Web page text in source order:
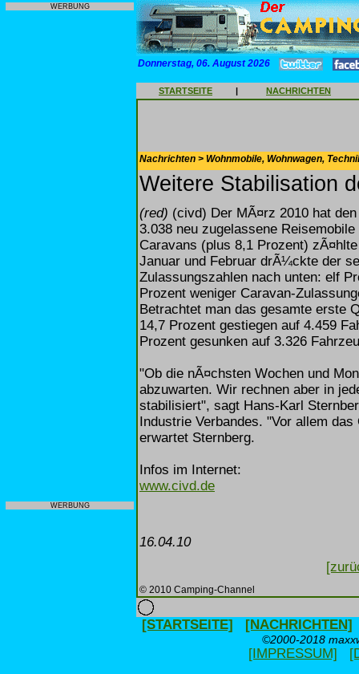
WERBUNG
WERBUNG
Donnerstag, 06. August 2026
STARTSEITE | NACHRICHTEN
Nachrichten > Wohnmobile, Wohnwagen,
Weitere Stabilisation
(red) (civd) Der MÃ¤rz 2010 hat
3.038 neu zugelassene
Caravans (plus 8,1 Prozent)
Januar und Februar drÃ¼ckte der
Zulassungszahlen nach unten: elf
Prozent weniger Caravan-
Betrachtet man das gesamte erste
14,7 Prozent gestiegen auf 4.459
Prozent gesunken auf 3.326
"Ob die nÃ¤chsten Wochen und
abzuwarten. Wir rechnen aber in
stabilisiert", sagt Hans-Karl
Industrie Verbandes. "Vor allem
erwartet Sternberg.
Infos im Internet:
www.civd.de
16.04.10
© 2010 Camping-Channel
[STARTSEITE] [NACHRICHTEN]
©2000-2018
[IMPRESSUM]